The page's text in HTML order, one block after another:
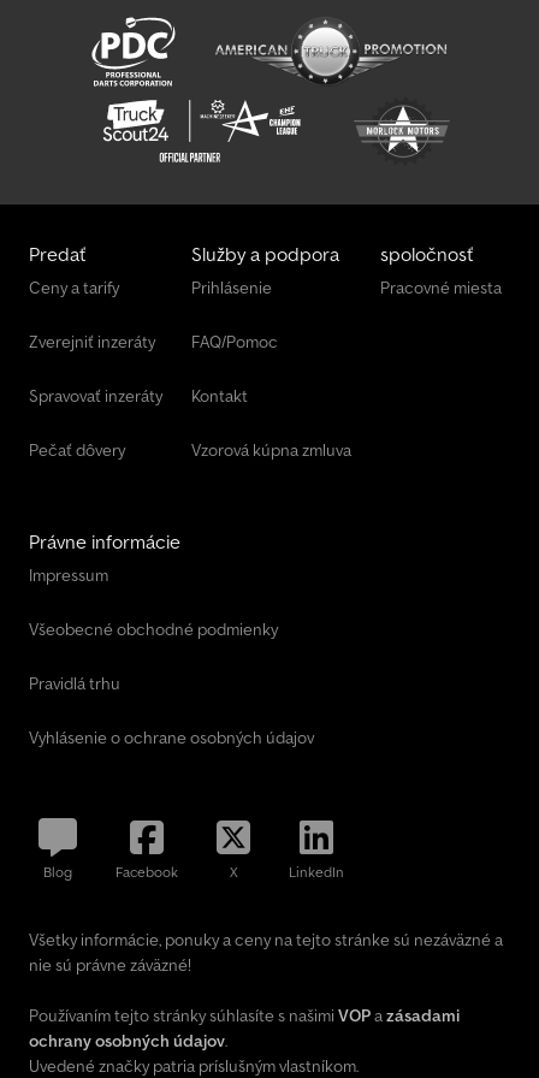
Predať
Ceny a tarify
Zverejniť inzeráty
Spravovať inzeráty
Pečať dôvery
Služby a podpora
Prihlásenie
FAQ/Pomoc
Kontakt
Vzorová kúpna zmluva
spoločnosť
Pracovné miesta
Právne informácie
Impressum
Všeobecné obchodné podmienky
Pravidlá trhu
Vyhlásenie o ochrane osobných údajov
Blog Facebook X LinkedIn
Všetky informácie, ponuky a ceny na tejto stránke sú nezáväzné a
nie sú právne záväzné!
Používaním tejto stránky súhlasíte s našimi VOPazásadami
ochrany osobných údajov.
Uvedené značky patria príslušným vlastníkom.